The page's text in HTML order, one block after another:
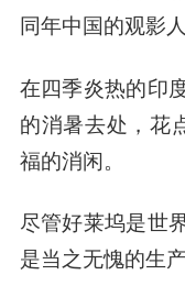
同年中国的观影
在四季炎热的印
的消暑去处，花
福的消闲。
尽管好莱坞是世
是当之无愧的生产